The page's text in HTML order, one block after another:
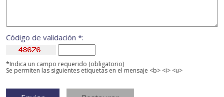
Código de validación *:
*Indica un campo requerido (obligatorio)
Se permiten las siguientes etiquetas en el mensaje <b> <i> <u>